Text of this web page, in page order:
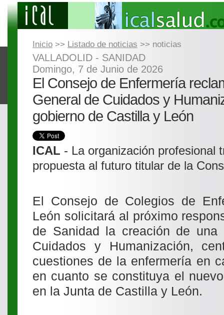
Inicio >> Listado de noticias >> noticias
VALLADOLID - SANIDAD
Domingo, 7 de Junio de 2026
El Consejo de Enfermería
General de Cuidados y
gobierno de Castilla y León
ICAL - La organización profesional
propuesta al futuro titular de la
El Consejo de Colegios de
León solicitará al próximo
de Sanidad la creación de una
Cuidados y Humanización,
cuestiones de la enfermería en
en cuanto se constituya el
en la Junta de Castilla y León.